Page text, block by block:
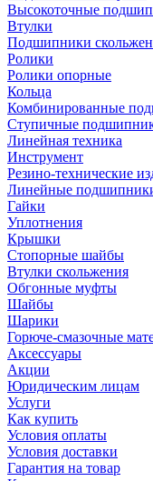
Высокоточные
Втулки
Подшипники
Ролики
Ролики опорные
Кольца
Комбинированные
Ступичные
Линейная техника
Инструмент
Резино-технические
Линейные
Гайки
Уплотнения
Крышки
Стопорные шайбы
Втулки скольжения
Обгонные муфты
Шайбы
Шарики
Горюче-смазочные
Аксессуары
Акции
Юридическим лицам
Услуги
Как купить
Условия оплаты
Условия доставки
Гарантия на товар